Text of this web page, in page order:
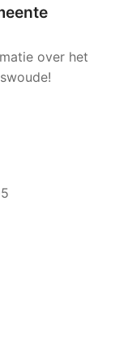
over het